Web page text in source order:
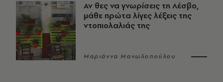
Αν θες να γνωρίσεις τη Λέσβο,
μάθε πρώτα λίγες λέξεις της
ντοπιολαλιάς της
Μαριάννα Μανωλοπούλου